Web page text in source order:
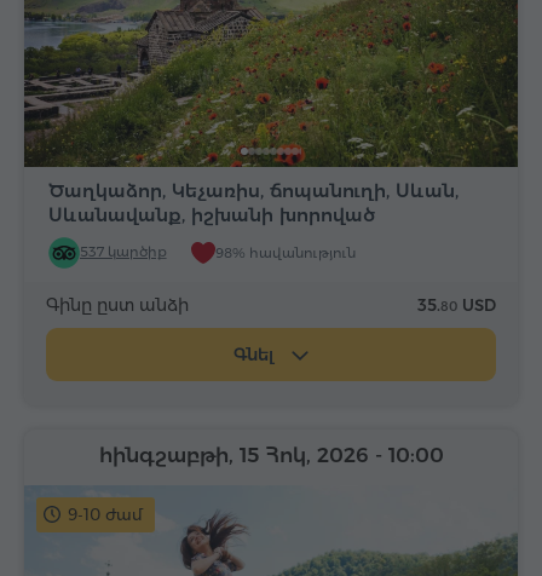
Ծաղկաձոր, Կեչառիս, ճոպանուղի, Սևան,
Սևանավանք, իշխանի խորոված
537 կարծիք 98% հավանություն
Գինը ըստ անձի 35.80 USD
Գնել
9-10 ժամ
հինգշաբթի, 15 Հոկ, 2026 - 10:00